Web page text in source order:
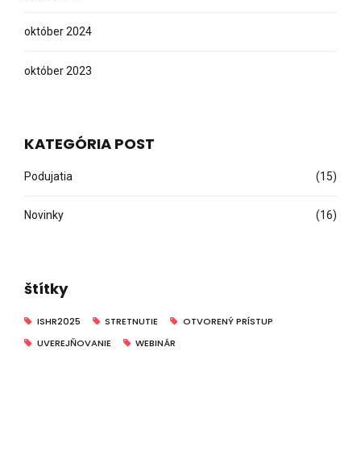
október 2024
október 2023
KATEGÓRIA POST
Podujatia (15)
Novinky (16)
štítky
ISHR2025 STRETNUTIE
OTVORENÝ PRÍSTUP
UVEREJŇOVANIE
WEBINÁR